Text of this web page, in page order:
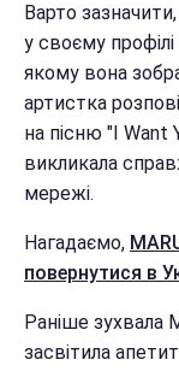
Варто
у своєму
якому вона
артистка
на пісню "I Want
викликала
мережі.
Нагадаємо,
повернутися в
Раніше зухвала
засвітила